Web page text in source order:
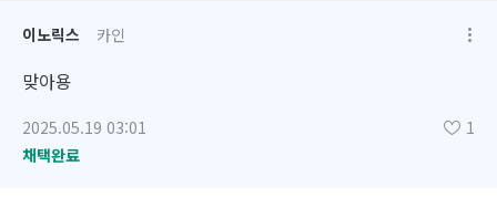
이노릭스 카인
맞아용
2025.05.19 03:01
1
채택완료